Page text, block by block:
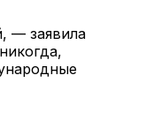
— заявила